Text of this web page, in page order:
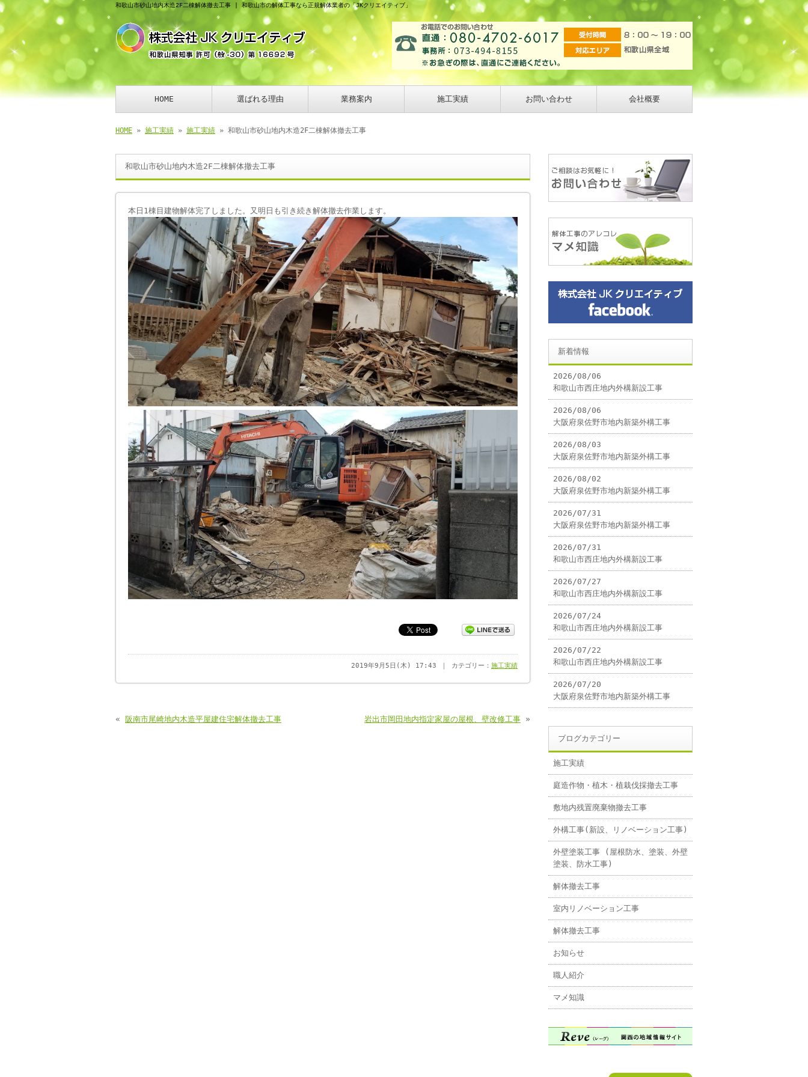
和歌山市砂山地内木造2F二棟解体撤去工事 | 和歌山市の解体工事なら正規解体業者の「JKクリエイティブ」
HOME 選ばれる理由 業務案内 施工実績 お問い合わせ 会社概要
HOME » 施工実績 » 施工実績 » 和歌山市砂山地内木造2F二棟解体撤去工事
和歌山市砂山地内木造2F二棟解体撤去工事
本日1棟目建物解体完了しました。又明日も引き続き解体撤去作業します。
2019年9月5日(木) 17:43 ｜ カテゴリー： 施工実績
« 阪南市尾崎地内木造平屋建住宅解体撤去工事 岩出市岡田地内指定家屋の屋根、壁改修工事 »
新着情報
2026/08/06
和歌山市西庄地内外構新設工事
2026/08/06
大阪府泉佐野市地内新築外構工事
2026/08/03
大阪府泉佐野市地内新築外構工事
2026/08/02
大阪府泉佐野市地内新築外構工事
2026/07/31
大阪府泉佐野市地内新築外構工事
2026/07/31
和歌山市西庄地内外構新設工事
2026/07/27
和歌山市西庄地内外構新設工事
2026/07/24
和歌山市西庄地内外構新設工事
2026/07/22
和歌山市西庄地内外構新設工事
2026/07/20
大阪府泉佐野市地内新築外構工事
ブログカテゴリー
施工実績
庭造作物・植木・植栽伐採撤去工事
敷地内残置廃棄物撤去工事
外構工事(新設、リノベーション工事)
外壁塗装工事 (屋根防水、塗装、外壁
塗装、防水工事)
解体撤去工事
室内リノベーション工事
解体撤去工事
お知らせ
職人紹介
マメ知識